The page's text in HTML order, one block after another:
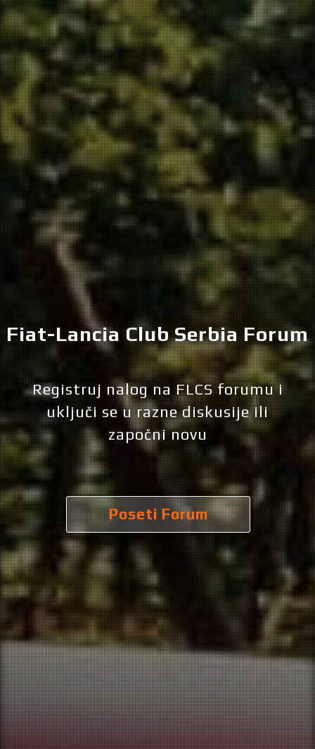
Fiat-Lancia Club Serbia Forum
Registruj nalog na FLCS forumu i
uključi se u razne diskusije ili
započni novu
Poseti Forum